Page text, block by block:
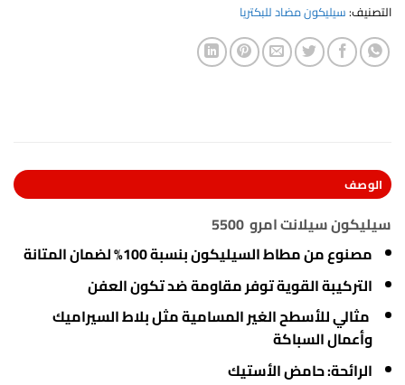
التصنيف:سيليكون مضاد للبكتريا
الوصف
سيليكون سيلانت امرو 5500
مصنوع من مطاط السيليكون بنسبة 100% لضمان المتانة
التركيبة القوية توفر مقاومة ضد تكون العفن
مثالي للأسطح الغير المسامية مثل بلاط السيراميك
وأعمال السباكة
الرائحة: حامض الأستيك